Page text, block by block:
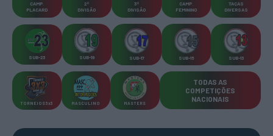
CAMP
PLACARD
2ª
DIVISÃO
3ª
DIVISÃO
CAMP
FEMININO
TAÇAS
DIVERSAS
SUB-23 SUB-19 SUB-17 SUB-15 SUB-13
TORNEIOS 3x3 MASCULINO MASTERS
TODAS AS
COMPETIÇÕES
NACIONAIS